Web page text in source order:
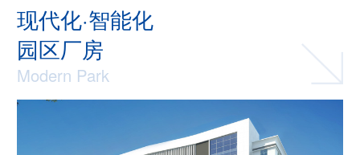
现代化·智能化
园区厂房
Modern Park